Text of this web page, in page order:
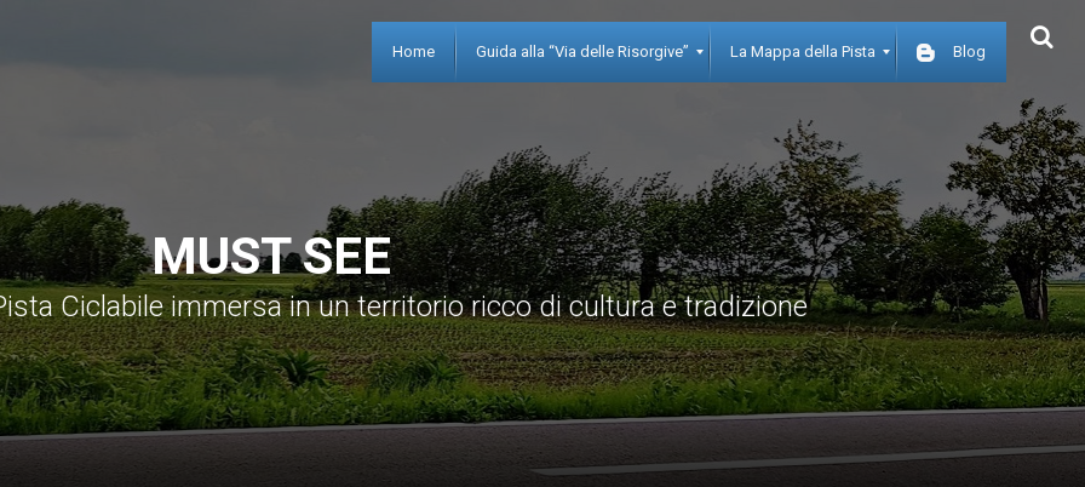
Home Guida alla “Via delle Risorgive” La Mappa della Pista Blog
MUST SEE
Ciclabile immersa in un territorio ricco di cultura e tradizione